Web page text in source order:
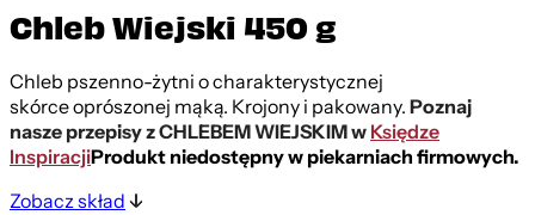
Chleb Wiejski 450 g
Chleb pszenno-żytni o charakterystycznej
skórce oprószonej mąką. Krojony i pakowany.Poznaj
nasze przepisy z CHLEBEM WIEJSKIM wKsiędze
InspiracjiProdukt niedostępny w piekarniach firmowych.
Zobacz skład